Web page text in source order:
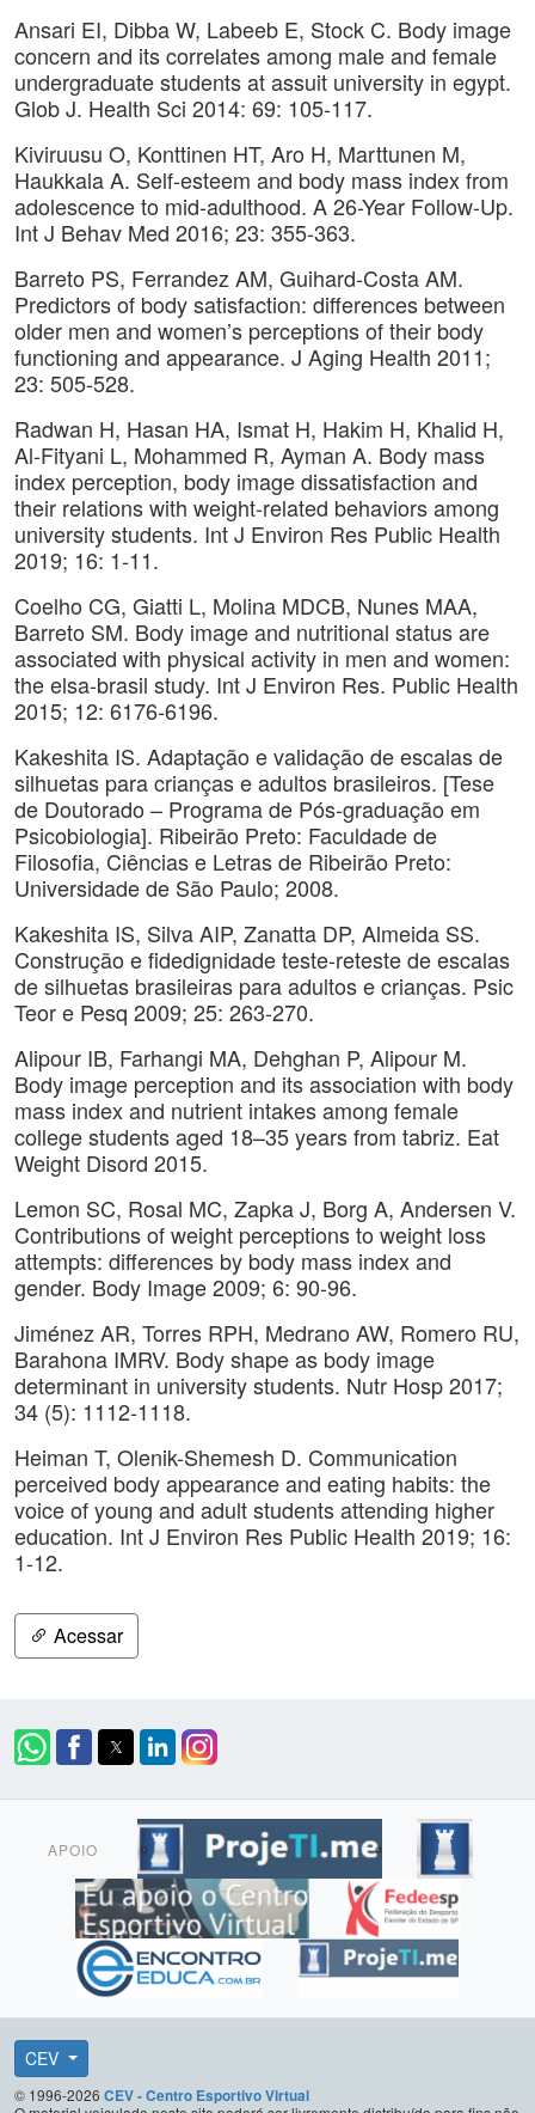
Ansari EI, Dibba W, Labeeb E, Stock C. Body image
concern and its correlates among male and female
undergraduate students at assuit university in egypt.
Glob J. Health Sci 2014: 69: 105-117.
Kiviruusu O, Konttinen HT, Aro H, Marttunen M,
Haukkala A. Self-esteem and body mass index from
adolescence to mid-adulthood. A 26-Year Follow-Up.
Int J Behav Med 2016; 23: 355-363.
Barreto PS, Ferrandez AM, Guihard-Costa AM.
Predictors of body satisfaction: differences between
older men and women’s perceptions of their body
functioning and appearance. J Aging Health 2011;
23: 505-528.
Radwan H, Hasan HA, Ismat H, Hakim H, Khalid H,
Al-Fityani L, Mohammed R, Ayman A. Body mass
index perception, body image dissatisfaction and
their relations with weight-related behaviors among
university students. Int J Environ Res Public Health
2019; 16: 1-11.
Coelho CG, Giatti L, Molina MDCB, Nunes MAA,
Barreto SM. Body image and nutritional status are
associated with physical activity in men and women:
the elsa-brasil study. Int J Environ Res. Public Health
2015; 12: 6176-6196.
Kakeshita IS. Adaptação e validação de escalas de
silhuetas para crianças e adultos brasileiros. [Tese
de Doutorado – Programa de Pós-graduação em
Psicobiologia]. Ribeirão Preto: Faculdade de
Filosofia, Ciências e Letras de Ribeirão Preto:
Universidade de São Paulo; 2008.
Kakeshita IS, Silva AIP, Zanatta DP, Almeida SS.
Construção e fidedignidade teste-reteste de escalas
de silhuetas brasileiras para adultos e crianças. Psic
Teor e Pesq 2009; 25: 263-270.
Alipour IB, Farhangi MA, Dehghan P, Alipour M.
Body image perception and its association with body
mass index and nutrient intakes among female
college students aged 18–35 years from tabriz. Eat
Weight Disord 2015.
Lemon SC, Rosal MC, Zapka J, Borg A, Andersen V.
Contributions of weight perceptions to weight loss
attempts: differences by body mass index and
gender. Body Image 2009; 6: 90-96.
Jiménez AR, Torres RPH, Medrano AW, Romero RU,
Barahona IMRV. Body shape as body image
determinant in university students. Nutr Hosp 2017;
34 (5): 1112-1118.
Heiman T, Olenik-Shemesh D. Communication
perceived body appearance and eating habits: the
voice of young and adult students attending higher
education. Int J Environ Res Public Health 2019; 16:
1-12.
Acessar
APOIO
CEV
© 1996-2026 CEV - Centro Esportivo Virtual